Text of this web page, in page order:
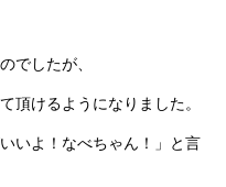
でしたが、
頂けるようになりました。
いよ！なべちゃん！」と言